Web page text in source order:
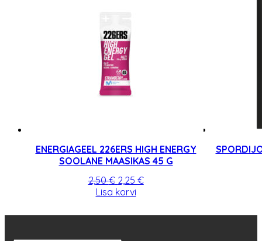
tootelehel.
ENERGIAGEEL 226ERS HIGH ENERGY
SOOLANE MAASIKAS 45 G
2,50€ Algne
hind
2,50 €.
2,25 €Praegune
2,25 €.
Lisa korvi